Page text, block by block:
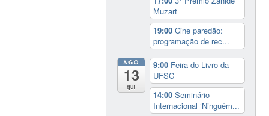
Muzart
19:00Cine paredão:
programação de rec...
AGO
13
qui
9:00 Feira do Livro da
UFSC
14:00Seminário
Internacional ‘Ninguém...